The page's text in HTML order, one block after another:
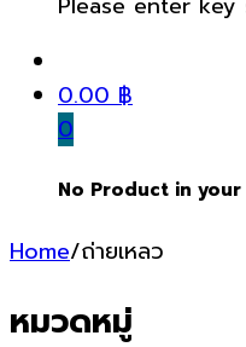
0.00฿
0
No Product in
Home/ถ่ายเหลว
หมวดหมู่